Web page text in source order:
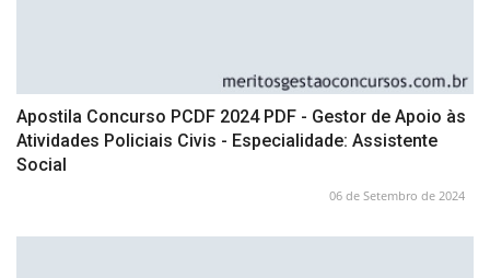
Apostila Concurso PCDF 2024 PDF - Gestor de Apoio às
Atividades Policiais Civis - Especialidade: Assistente
Social
06 de Setembro de 2024